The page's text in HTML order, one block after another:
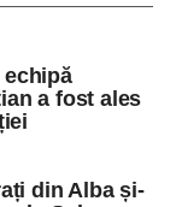
găzduiește
Camp
echipă
a fost ales
din Alba și-